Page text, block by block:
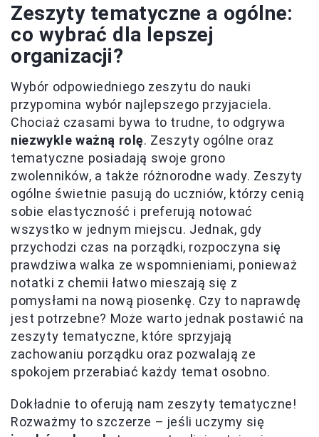
Zeszyty tematyczne a ogólne:
co wybrać dla lepszej
organizacji?
Wybór odpowiedniego zeszytu do nauki
przypomina wybór najlepszego przyjaciela.
Chociaż czasami bywa to trudne, to odgrywa
niezwykle ważną rolę. Zeszyty ogólne oraz
tematyczne posiadają swoje grono
zwolenników, a także różnorodne wady. Zeszyty
ogólne świetnie pasują do uczniów, którzy cenią
sobie elastyczność i preferują notować
wszystko w jednym miejscu. Jednak, gdy
przychodzi czas na porządki, rozpoczyna się
prawdziwa walka ze wspomnieniami, ponieważ
notatki z chemii łatwo mieszają się z
pomysłami na nową piosenkę. Czy to naprawdę
jest potrzebne? Może warto jednak postawić na
zeszyty tematyczne, które sprzyjają
zachowaniu porządku oraz pozwalają ze
spokojem przerabiać każdy temat osobno.
Dokładnie to oferują nam zeszyty tematyczne!
Rozważmy to szczerze – jeśli uczymy się